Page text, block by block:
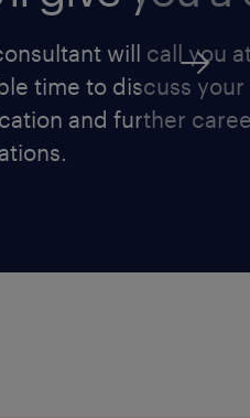
will call you
time to discuss your
and further